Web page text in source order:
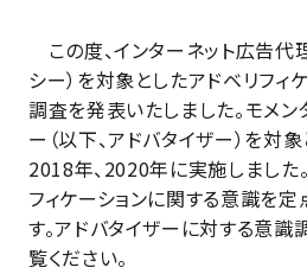
この度、インターネット広告代
シー）を対象としたアドベリフィ
調査を発表いたしました。モメン
ー（以下、アドバタイザー）を対
2018年、2020年に実施しました
フィケーションに関する意識を
す。アドバタイザーに対する意
覧ください。